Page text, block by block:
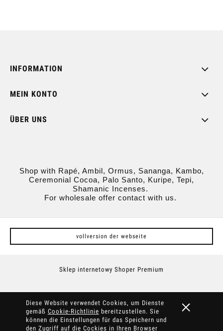
Diese Website verwendet Cookies, um Dienste
gemäß Cookie-Richtlinie bereitzustellen. Sie
können die Einstellungen für das Speichern und
den Zugriff auf die Cockies in Ihren Browser
INFORMATION
MEIN KONTO
ÜBER UNS
Shop with Rapé, Ambil, Ormus, Sananga, Kambo,
Ceremonial Cocoa, Palo Santo, Kuripe, Tepi,
Shamanic Incenses.
For wholesale offer contact with us.
vollversion der webseite
Sklep internetowy Shoper Premium